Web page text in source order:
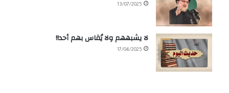
13/07/2025
لا يشبههم ولا يُقاس بهم أحد!!
17/04/2025